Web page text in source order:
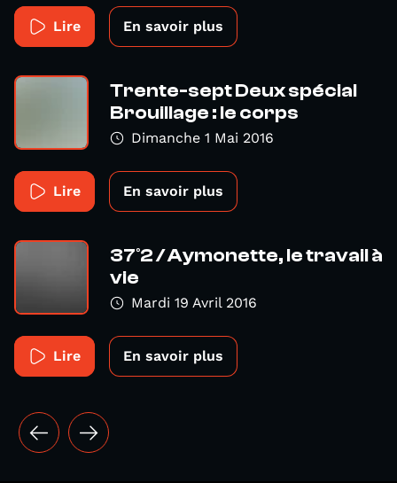
Lire En savoir plus
Trente-sept Deux spécial
Brouillage : le corps
Dimanche 1 Mai 2016
Lire En savoir plus
37°2 / Aymonette, le travail à
vie
Mardi 19 Avril 2016
Lire En savoir plus